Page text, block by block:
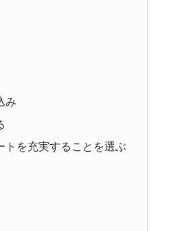
み
トを充実することを選ぶ